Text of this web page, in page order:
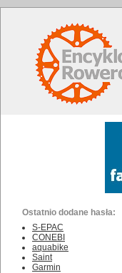
Ostatnio dodane hasła:
S-EPAC
CONEBI
aquabike
Saint
Garmin